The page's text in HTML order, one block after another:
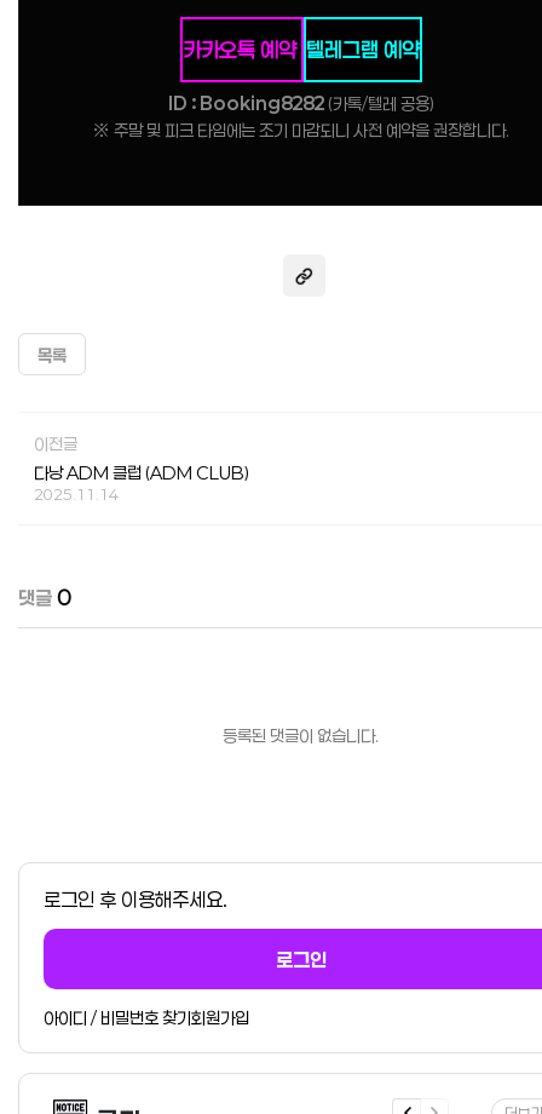
카카오톡 예약 텔레그램 예약
ID : Booking8282(카톡/텔레 공용)
※ 주말 및 피크 타임에는 조기 마감되니 사전 예약을 권장합니다.
목록
이전글
다낭 ADM 클럽 (ADM CLUB)
2025.11.14
댓글 0
등록된 댓글이 없습니다.
로그인 후 이용해주세요.
로그인
아이디 / 비밀번호 찾기회원가입